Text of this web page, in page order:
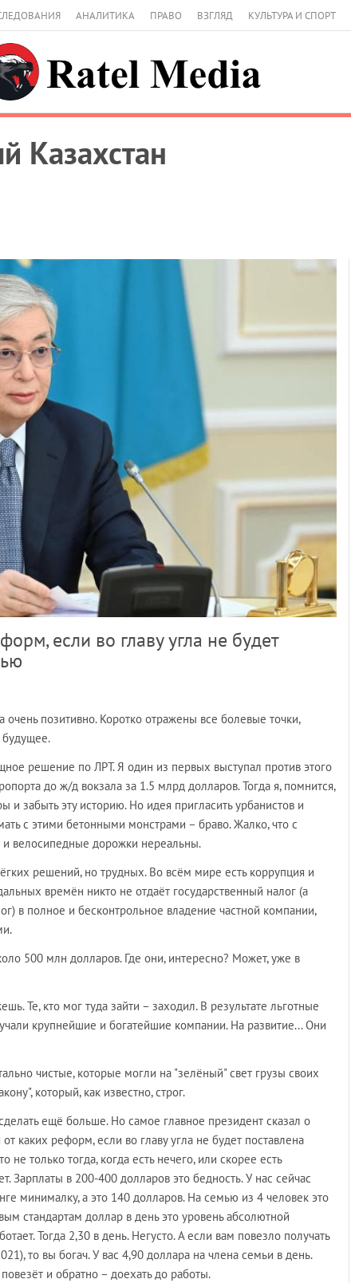
АНАЛИТИКА ПРАВО ВЗГЛЯД КУЛЬТУРА И СПОРТ
Казахстан
если во главу угла не будет
позитивно. Коротко отражены все болевые точки,
решение по ЛРТ. Я один из первых выступал против этого
до ж/д вокзала за 1.5 млрд долларов. Тогда я, помнится,
и забыть эту историю. Но идея пригласить урбанистов и
с этими бетонными монстрами – браво. Жалко, что с
велосипедные дорожки нереальны.
решений, но трудных. Во всём мире есть коррупция и
времён никто не отдаёт государственный налог (а
в полное и бесконтрольное владение частной компании,
500 млн долларов. Где они, интересно? Может, уже в
Те, кто мог туда зайти – заходил. В результате льготные
крупнейшие и богатейшие компании. На развитие... Они
чистые, которые могли на "зелёный" свет грузы своих
который, как известно, строг.
ещё больше. Но самое главное президент сказал о
каких реформ, если во главу угла не будет поставлена
не только тогда, когда есть нечего, или скорее есть
Зарплаты в 200-400 долларов это бедность. У нас сейчас
минималку, а это 140 долларов. На семью из 4 человек это
стандартам доллар в день это уровень абсолютной
Тогда 2,30 в день. Негусто. А если вам повезло получать
то вы богач. У вас 4,90 доллара на члена семьи в день.
и обратно – доехать до работы.